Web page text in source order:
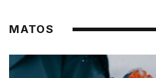
MATOS